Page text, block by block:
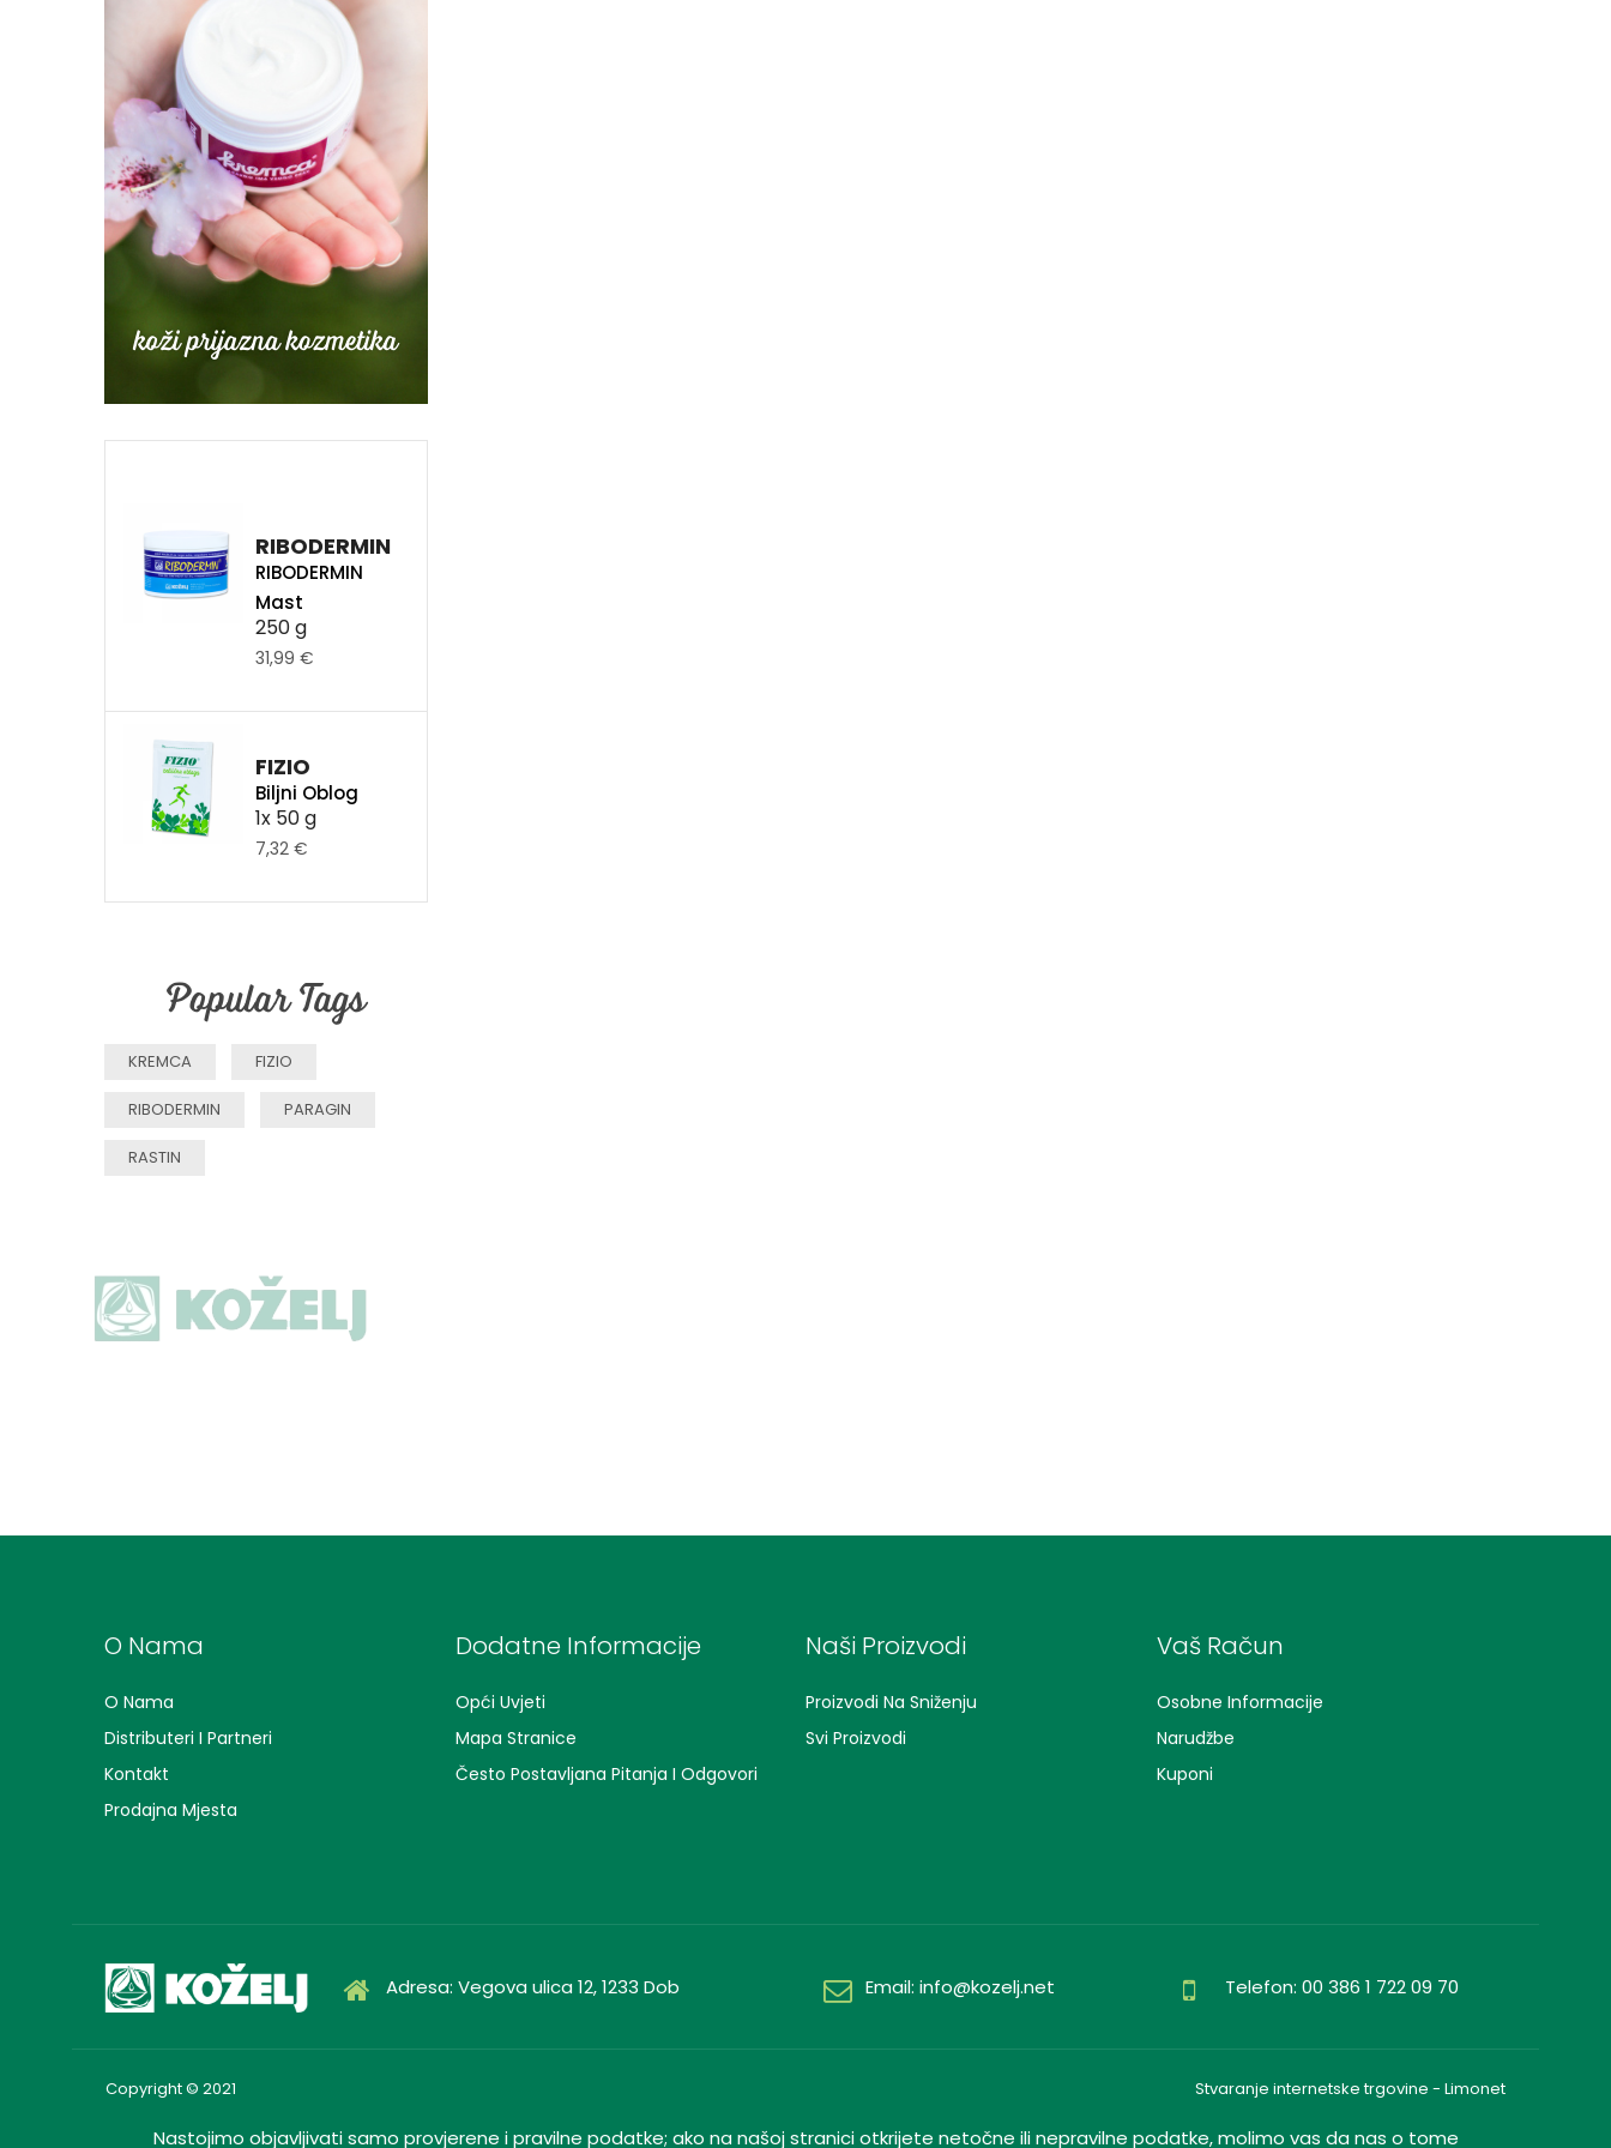
RIBODERMIN
RIBODERMIN
Mast
250 g
31,99 €
FIZIO
Biljni Oblog
1x 50 g
7,32 €
Popular Tags
KREMCA FIZIO
RIBODERMIN PARAGIN
RASTIN
O Nama
O Nama
Distributeri I Partneri
Kontakt
Prodajna Mjesta
Dodatne Informacije
Opći Uvjeti
Mapa Stranice
Često Postavljana Pitanja I Odgovori
Naši Proizvodi
Proizvodi Na Sniženju
Svi Proizvodi
Vaš Račun
Osobne Informacije
Narudžbe
Kuponi
Adresa: Vegova ulica 12, 1233 Dob Email: info@kozelj.net Telefon: 00 386 1 722 09 70
Copyright © 2021 Stvaranje internetske trgovine - Limonet
Nastojimo objavljivati samo provjerene i pravilne podatke; ako na našoj stranici otkrijete netočne ili nepravilne podatke, molimo vas da nas o tome